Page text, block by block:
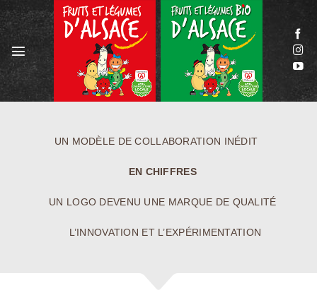
Passer
au
contenu
UN MODÈLE DE COLLABORATION INÉDIT
EN CHIFFRES
UN LOGO DEVENU UNE MARQUE DE QUALITÉ
L’INNOVATION ET L’EXPÉRIMENTATION